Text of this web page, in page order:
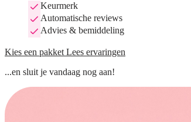
Keurmerk
Automatische reviews
Advies & bemiddeling
Kies een pakket Lees ervaringen
...en sluit je vandaag nog aan!